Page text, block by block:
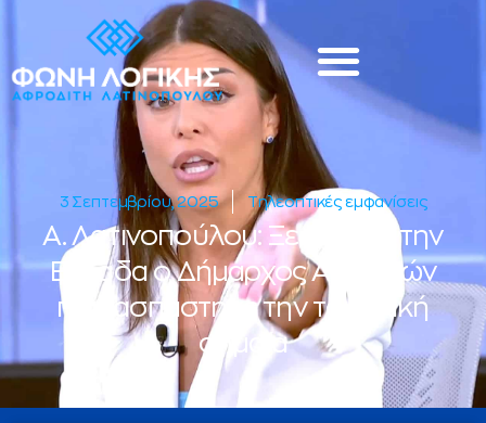
3 Σεπτεμβρίου, 2025 Τηλεοπτικές εμφανίσεις
Α. Λατινοπούλου: Ξεφτιλίζει την
Ελλάδα ο Δήμαρχος Αρριανών
που ασπάστηκε την τουρκική
σημαία